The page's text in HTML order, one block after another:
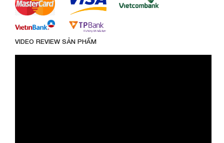
VIDEO REVIEW SẢN PHẨM